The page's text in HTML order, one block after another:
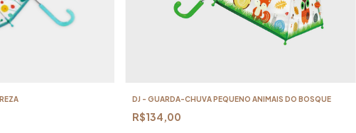
DJ - GUARDA-CHUVA PEQUENO ANIMAIS DO BOSQUE
R$134,00